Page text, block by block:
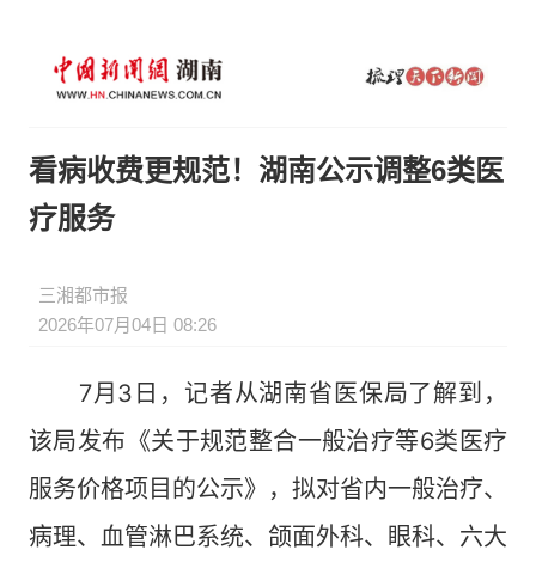
看病收费更规范！湖南公示调整6类医
疗服务
三湘都市报
2026年07月04日 08:26
7月3日，记者从湖南省医保局了解到，
该局发布《关于规范整合一般治疗等6类医疗
服务价格项目的公示》，拟对省内一般治疗、
病理、血管淋巴系统、颌面外科、眼科、六大